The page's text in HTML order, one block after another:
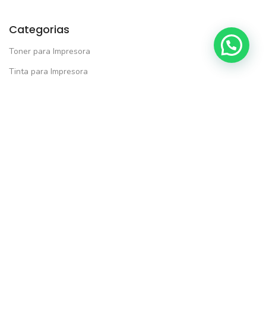
Categorias
Toner para Impresora
Tinta para Impresora